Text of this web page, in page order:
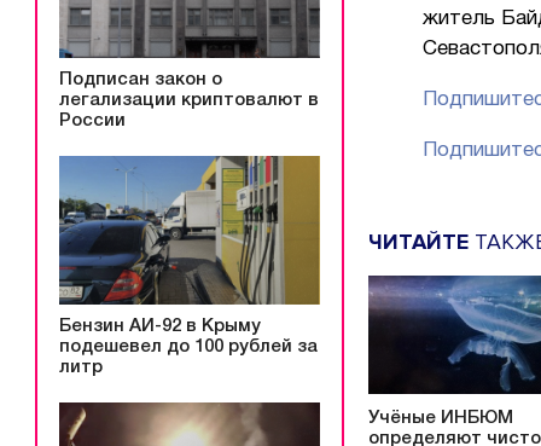
Подписан закон о
легализации криптовалют в
России
Бензин АИ-92 в Крыму
подешевел до 100 рублей за
литр
житель
ЧИТАЙТЕ
Учёные ИНБЮМ
определяют